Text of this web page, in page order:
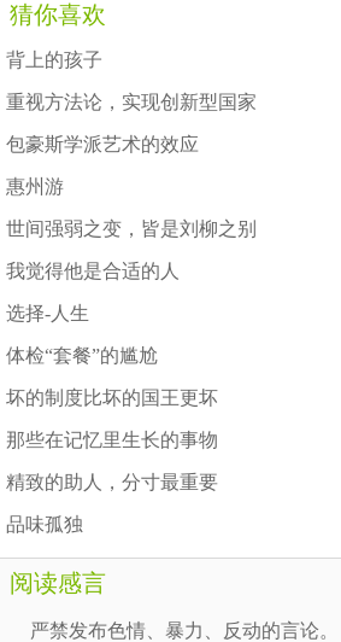
猜你喜欢
背上的孩子
重视方法论，实现创新型国家
包豪斯学派艺术的效应
惠州游
世间强弱之变，皆是刘柳之别
我觉得他是合适的人
选择-人生
体检“套餐”的尴尬
坏的制度比坏的国王更坏
那些在记忆里生长的事物
精致的助人，分寸最重要
品味孤独
阅读感言
严禁发布色情、暴力、反动的言论。